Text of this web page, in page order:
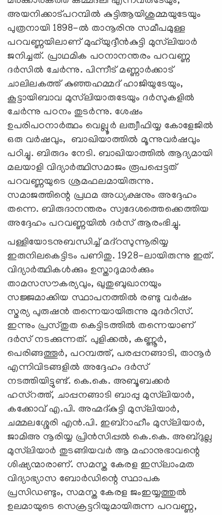
അയനിക്കാട്പറമ്പില്‍ കുട്ടിആയിശുമ്മയുടേയും
പുത്രനായി 1898-ല്‍ താനൂരിനു സമീപമുള്ള
പറവണ്ണയിലാണ് മുഹ്‌യുദ്ദീന്‍കുട്ടി മുസ്‌ലിയാര്‍
ജനിച്ചത്. പ്രാഥമിക പഠനാനന്തരം പറവണ്ണ
ദര്‍സില്‍ ചേര്‍ന്നു. പിന്നീട് മണ്ണാര്‍ക്കാട്
ചാലിലകത്ത് കുഞ്ഞഹമ്മദ് ഹാജിയുടേയും,
കൂട്ടായിബാവ മുസ്‌ലിയാരുടേയും ദര്‍സുകളില്‍
ചേര്‍ന്നു പഠനം തുടര്‍ന്നു. ശേഷം
ഉപരിപഠനാര്‍ത്ഥം വെല്ലൂര്‍ ലത്വീഫിയ്യ കോളേജില്‍
ഒരു വര്‍ഷവും, ബാഖിയാത്തില്‍ മൂന്നുവര്‍ഷവും
പഠിച്ചു. ബിരുദം നേടി. ബാഖിയാത്തില്‍ ആദ്യമായി
മലയാളി വിദ്യാര്‍ത്ഥിസമാജം രൂപപ്പെട്ടത്
പറവണ്ണയുടെ ശ്രമഫലമായിരുന്നു.
സമാജത്തിന്റെ പ്രഥമ അധ്യക്ഷനും അദ്ദേഹം
തന്നെ. ബിരുദാനന്തരം സ്വദേശത്തെക്കെത്തിയ
അദ്ദേഹം പറവണ്ണയില്‍ ദര്‍സ് ആരംഭിച്ചു.
പള്ളിയോടനുബന്ധിച്ച് മദ്‌റസുന്നൂരിയ്യ
ഇരുനിലകെട്ടിടം പണിതു. 1928-ലായിരുന്നു ഇത്.
വിദ്യാര്‍ത്ഥികള്‍ക്കും ഉസ്താദുമാര്‍ക്കും
താമസസൗകര്യവും, ഖുതുബുഖാനയും
സജ്ജമാക്കിയ സ്ഥാപനത്തില്‍ രണ്ടു വര്‍ഷം
സ്മര്യ പുരുഷന്‍ തന്നെയായിരുന്നു മുദര്‍റിസ്.
ഇന്നും പ്രസ്തുത കെട്ടിടത്തില്‍ തന്നെയാണ്
ദര്‍സ് നടക്കുന്നത്. പുളിക്കല്‍, കണ്ണൂര്‍,
പെരിങ്ങത്തൂര്‍, പറമ്പത്ത്, പരപ്പനങ്ങാടി, താനൂര്‍
എന്നിവിടങ്ങളില്‍ അദ്ദേഹം ദര്‍സ്
നടത്തിയിട്ടുണ്ട്. കെ.കെ. അബൂബക്കര്‍
ഹസ്‌റത്ത്, ചാപ്പനങ്ങാടി ബാപ്പു മുസ്‌ലിയാര്‍,
കക്കോവ് എ.പി. അഹ്മദ്കുട്ടി മുസ്‌ലിയാര്‍,
ചമ്മലശ്ശേരി എന്‍.പി. ഇബ്‌റാഹീം മുസ്‌ലിയാര്‍,
ജാമിഅ നൂരിയ്യ പ്രിന്‍സിപ്പല്‍ കെ.കെ. അബ്ദുല്ല
മുസ്‌ലിയാര്‍ തുടങ്ങിയവര്‍ ആ മഹാനുഭാവന്റെ
ശിഷ്യന്മാരാണ്. സമസ്ത കേരള ഇസ്‌ലാംമത
വിദ്യാഭ്യാസ ബോര്‍ഡിന്റെ സ്ഥാപക
പ്രസിഡണ്ടും, സമസ്ത കേരള ജംഇയ്യത്തുല്‍
ഉലമായുടെ സെക്രട്ടറിയുമായിരുന്ന പറവണ്ണ,